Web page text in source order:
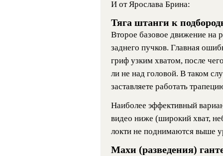
И от Ярослава Брина:
Тяга штанги к
Второе базовое движение на
заднего пучков. Главная
гриф узким хватом, после
ли не над головой. В таком
заставляете работать
Наиболее эффективный
видео ниже (широкий хват,
локти не поднимаются выше
Махи (разведения)